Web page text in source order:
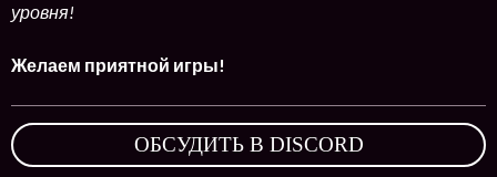
уровня!
Желаем приятной игры!
ОБСУДИТЬ В DISCORD